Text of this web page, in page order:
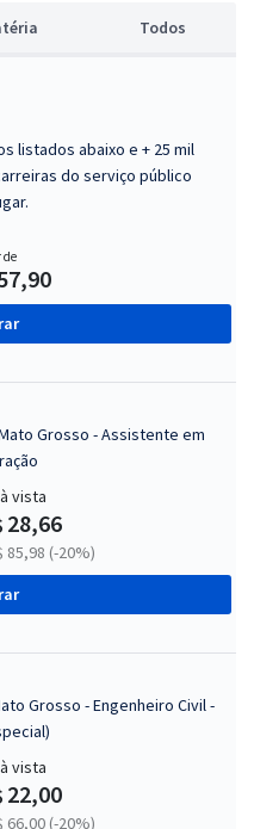
Todos
listados abaixo e + 25 mil
do serviço público
Grosso - Assistente em
vista
28,66
85,98 (-20%)
Grosso - Engenheiro Civil -
vista
22,00
66,00 (-20%)